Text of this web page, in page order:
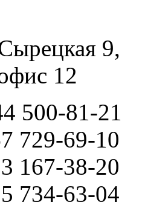
9,
12
500-81-21
729-69-10
167-38-20
734-63-04